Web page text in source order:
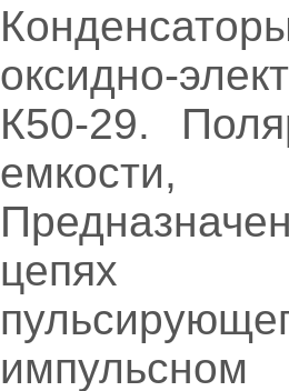
оксидно-
К50-29.
емкости,
цепях